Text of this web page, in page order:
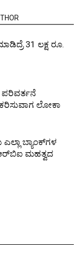
31 ಲಕ್ಷ ರೂ.
ಪರಿವರ್ತನೆ
ಲೋಕಾ
ಬ್ಯಾಂಕ್‌ಗಳ
ಮಹತ್ವದ